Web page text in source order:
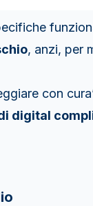
, anzi, per
con
digital